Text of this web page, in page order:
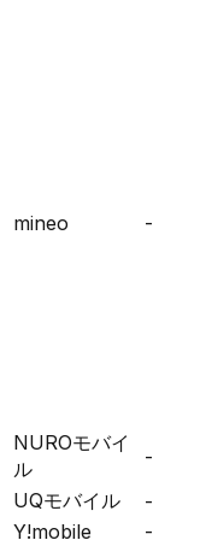
mineo -
NUROモバイ
ル
-
UQモバイル
-
Y!mobile
-